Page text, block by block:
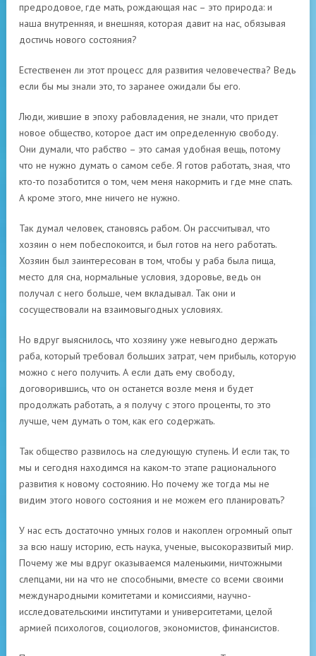
предродовое, где мать, рождающая нас – это природа: и
наша внутренняя, и внешняя, которая давит на нас, обязывая
достичь нового состояния?
Естественен ли этот процесс для развития человечества? Ведь
если бы мы знали это, то заранее ожидали бы его.
Люди, жившие в эпоху рабовладения, не знали, что придет
новое общество, которое даст им определенную свободу.
Они думали, что рабство – это самая удобная вещь, потому
что не нужно думать о самом себе. Я готов работать, зная, что
кто-то позаботится о том, чем меня накормить и где мне спать.
А кроме этого, мне ничего не нужно.
Так думал человек, становясь рабом. Он рассчитывал, что
хозяин о нем побеспокоится, и был готов на него работать.
Хозяин был заинтересован в том, чтобы у раба была пища,
место для сна, нормальные условия, здоровье, ведь он
получал с него больше, чем вкладывал. Так они и
сосуществовали на взаимовыгодных условиях.
Но вдруг выяснилось, что хозяину уже невыгодно держать
раба, который требовал больших затрат, чем прибыль, которую
можно с него получить. А если дать ему свободу,
договорившись, что он останется возле меня и будет
продолжать работать, а я получу с этого проценты, то это
лучше, чем думать о том, как его содержать.
Так общество развилось на следующую ступень. И если так, то
мы и сегодня находимся на каком-то этапе рационального
развития к новому состоянию. Но почему же тогда мы не
видим этого нового состояния и не можем его планировать?
У нас есть достаточно умных голов и накоплен огромный опыт
за всю нашу историю, есть наука, ученые, высокоразвитый мир.
Почему же мы вдруг оказываемся маленькими, ничтожными
слепцами, ни на что не способными, вместе со всеми своими
международными комитетами и комиссиями, научно-
исследовательскими институтами и университетами, целой
армией психологов, социологов, экономистов, финансистов.